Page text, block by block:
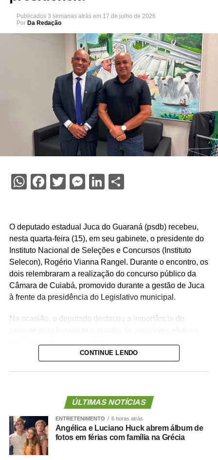
Publicados 3 semanas atrás em 17 de julho de 2026
Por Da Redação
WhatsApp
Facebook
Twitter
Messenger
LinkedIn
Share
O deputado estadual Juca do Guaraná (psdb) recebeu,
nesta quarta-feira (15), em seu gabinete, o presidente do
Instituto Nacional de Seleções e Concursos (Instituto
Selecon), Rogério Vianna Rangel. Durante o encontro, os
dois relembraram a realização do concurso público da
Câmara de Cuiabá, promovido durante a gestão de Juca
à frente da presidência do Legislativo municipal.
Na ocasião, o deputado destacou a importância do
Cuiabá, que é de todos nós mato-grossenses, o
parlamento mais antigo do Centro-Oeste brasileiro”,
afirmou Juca.
O concurso público foi realizado para provimento de
vagas e formação de cadastro de reserva para cargos de
CONTINUE LENDO
ÚLTIMAS NOTÍCIAS
ENTRETENIMENTO 6 horas atrás
Angélica e Luciano Huck abrem álbum de
fotos em férias com família na Grécia